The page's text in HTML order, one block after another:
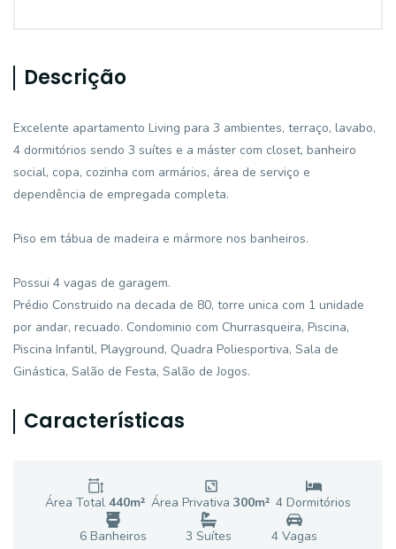
Descrição
Excelente apartamento Living para 3 ambientes, terraço, lavabo,
4 dormitórios sendo 3 suítes e a máster com closet, banheiro
social, copa, cozinha com armários, área de serviço e
dependência de empregada completa.
Piso em tábua de madeira e mármore nos banheiros.
Possui 4 vagas de garagem.
Prédio Construido na decada de 80, torre unica com 1 unidade
por andar, recuado. Condominio com Churrasqueira, Piscina,
Piscina Infantil, Playground, Quadra Poliesportiva, Sala de
Ginástica, Salão de Festa, Salão de Jogos.
Características
Área Total 440m² Área Privativa 300m² 4 Dormitórios
6Banheiros 3 Suítes 4Vagas